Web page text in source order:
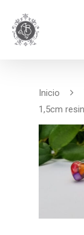
Inicio
1,5cm